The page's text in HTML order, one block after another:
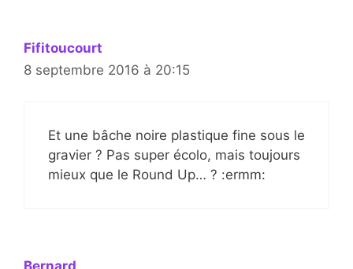
Fifitoucourt
8 septembre 2016 à 20:15
Et une bâche noire plastique fine sous le
gravier ? Pas super écolo, mais toujours
mieux que le Round Up… ? :ermm:
Bernard